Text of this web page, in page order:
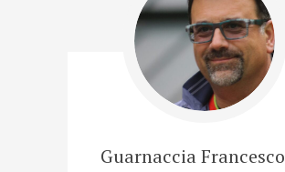
Guarnaccia Francesco